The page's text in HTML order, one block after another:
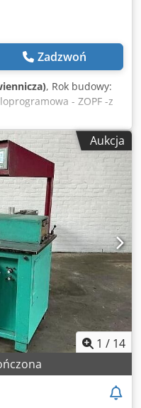
Zadzwoń
, Rok budowy:
- ZOPF -z
Ab Eeha -NC-
-z uwzględnieniem
tym uchwyt na
Siła nacisku 40 do. -
mm - Regulowana
10 mm/sek. Skok
hydraulicznego
- Moc silnika 3,0 KW -
900 mm - stół
- masa 1000 kg -
do zginania: Materiał
do 65 mm
Aukcja
1 / 14